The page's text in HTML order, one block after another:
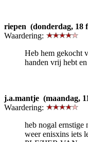
riepen (donderdag, 18
Waardering:
Heb hem gekocht
handen vrij hebt
j.a.mantje (maandag,
Waardering:
heb nogal ernstige
weer enisxins